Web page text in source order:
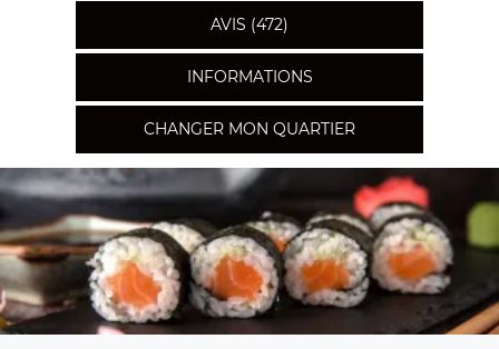
AVIS (472)
INFORMATIONS
CHANGER MON QUARTIER